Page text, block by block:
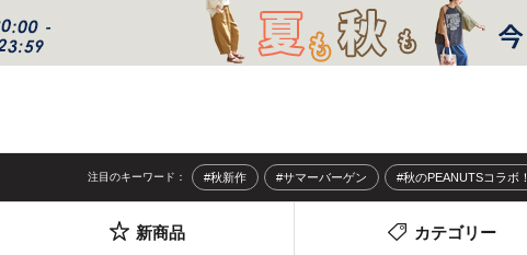
注目のキーワード： #秋新作 #サマーバーゲン #秋のPEANUTSコラボ！
新商品 カテゴリー